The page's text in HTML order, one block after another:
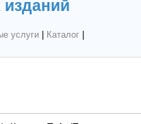
услуги| Каталог|